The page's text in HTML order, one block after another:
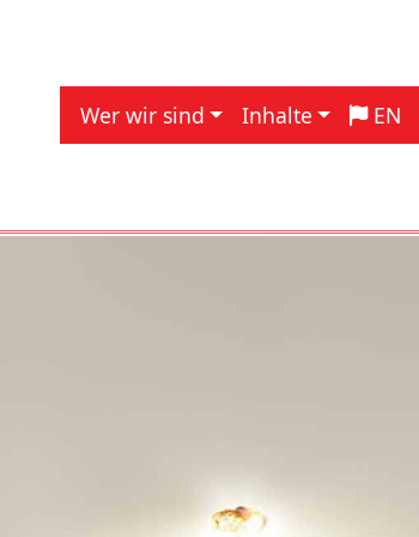
Main navigation
Wer wir sind Inhalte EN